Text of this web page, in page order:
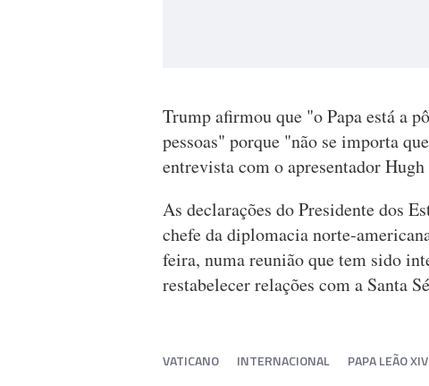
Trump afirmou que "o Papa está a
pessoas" porque "não se importa
entrevista com o apresentador
As declarações do Presidente dos
chefe da diplomacia norte-
feira, numa reunião que tem sido
restabelecer relações com a Santa
VATICANO INTERNACIONAL PAPA LEÃO XIV